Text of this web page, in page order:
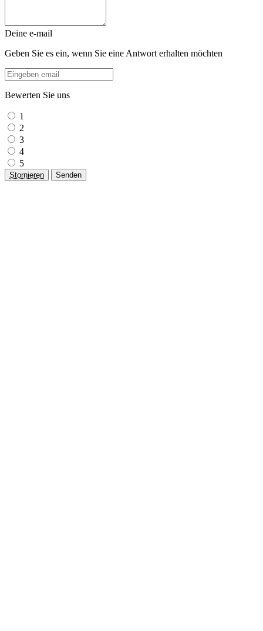
Deine e-mail
Geben Sie es ein, wenn Sie eine Antwort erhalten möchten
Bewerten Sie uns
1
2
3
4
5
Stornieren Senden